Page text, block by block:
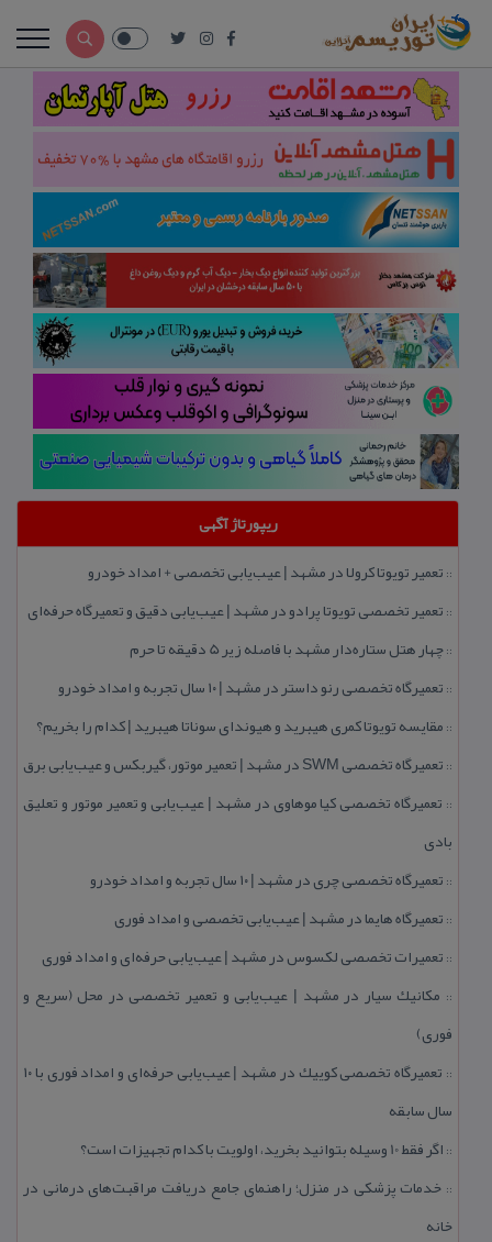
ریپورتاژ آگهی
:: تعمیر تویوتا كرولا در مشهد | عیب‌یابی تخصصی + امداد خودرو
:: تعمیر تخصصی تویوتا پرادو در مشهد | عیب‌یابی دقیق و تعمیرگاه حرفه‌ای
::چهار هتل‌ ستاره‌دار مشهد با فاصله زیر 5 دقیقه تا حرم
:: تعمیرگاه تخصصی رنو داستر در مشهد | ۱۰ سال تجربه و امداد خودرو
:: مقایسه تویوتا كمری هیبرید و هیوندای سوناتا هیبرید | كدام را بخریم؟
:: تعمیرگاه تخصصی SWM در مشهد | تعمیر موتور، گیربكس و عیب‌یابی برق
:: تعمیرگاه تخصصی كیا موهاوی در مشهد | عیب‌یابی و تعمیر موتور و تعلیق
بادی
:: تعمیرگاه تخصصی چری در مشهد | ۱۰ سال تجربه و امداد خودرو
:: تعمیرگاه هایما در مشهد | عیب‌یابی تخصصی و امداد فوری
:: تعمیرات تخصصی لكسوس در مشهد | عیب‌یابی حرفه‌ای و امداد فوری
:: مكانیك سیار در مشهد | عیب‌یابی و تعمیر تخصصی در محل (سریع و
فوری)
::
تعمیرگاه تخصصی كوییك در مشهد | عیب‌یابی حرفه‌ای و امداد فوری با ۱۰
سال سابقه
:: اگر فقط 10 وسیله بتوانید بخرید، اولویت با كدام تجهیزات است؟
:: خدمات پزشكی در منزل؛ راهنمای جامع دریافت مراقبت‌های درمانی در
خانه